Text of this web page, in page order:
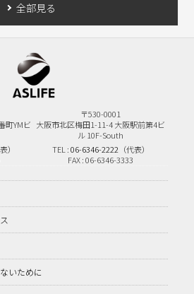
全部見る
町YMビ
）
〒530-0001
大阪市北区梅田1-11-4大阪駅前第4ビ
ル 10F-South
TEL :06-6346-2222 （代表）
FAX : 06-6346-3333
いために